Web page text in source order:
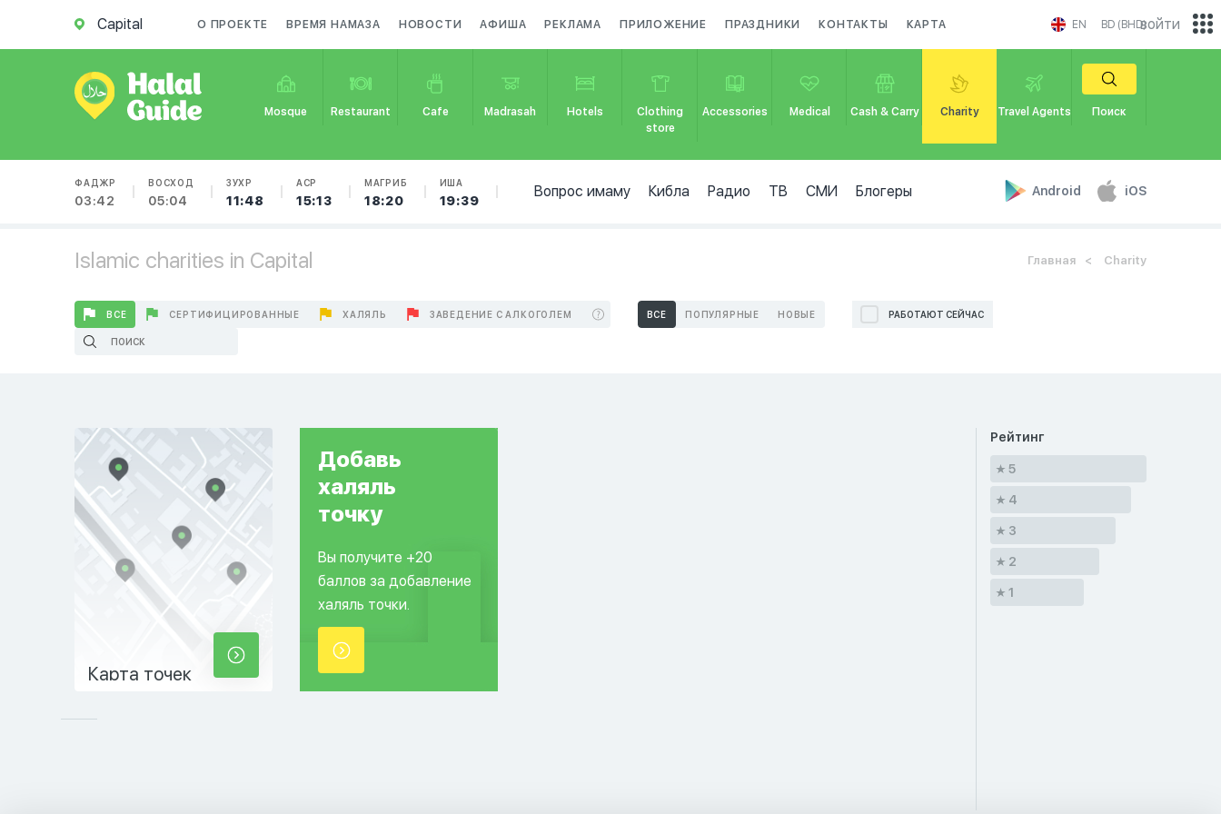
Capital О ПРОЕКТЕ ВРЕМЯ НАМАЗА НОВОСТИ АФИША РЕКЛАМА ПРИЛОЖЕНИЕ ПРАЗДНИКИ КОНТАКТЫ КАРТА EN BD (BHD)
Mosque Restaurant Cafe Madrasah Hotels
Clothing
store
Accessories Medical Cash & Carry Charity Travel Agents Поиск
ФАДЖР
03:42
ВОСХОД
05:04
ЗУХР
11:48
АСР
15:13
МАГРИБ
18:20
ИША
19:39
Вопрос имаму Кибла Радио ТВ СМИ Блогеры Android iOS
войти
Islamic charities in Capital Главная Charity
ВСЕ СЕРТИФИЦИРОВАННЫЕ ХАЛЯЛЬ ЗАВЕДЕНИЕ С АЛКОГОЛЕМ ВСЕ ПОПУЛЯРНЫЕ НОВЫЕ РАБОТАЮТ СЕЙЧАС
Карта точек
Добавь
халяль
точку
Вы получите +20
баллов за добавление
халяль точки.
Рейтинг
5
4
3
2
1